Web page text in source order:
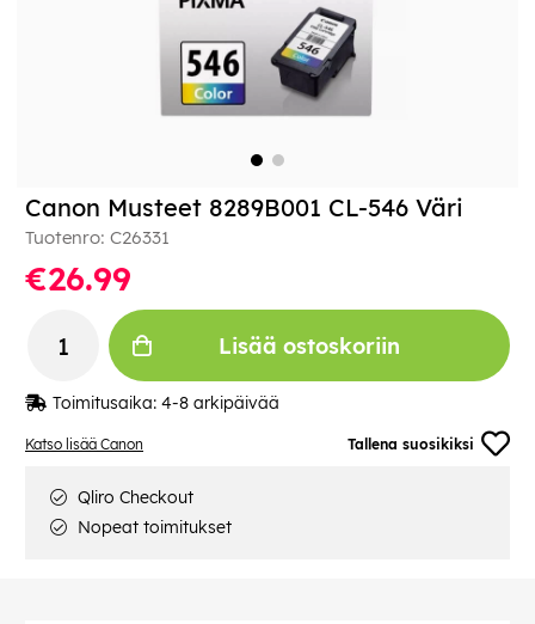
Katso lisää Canon Tallena suosikiksi
Canon Musteet 8289B001 CL-546 Väri
Tuotenro: C26331
€26.99
Lisää ostoskoriin
Toimitusaika: 4-8 arkipäivää
Qliro Checkout
Nopeat toimitukset